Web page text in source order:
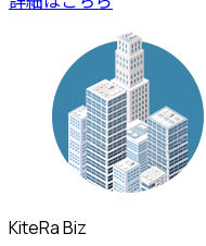
KiteRa Biz